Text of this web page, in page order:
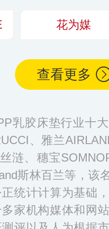
花为媒
查看更多
乳胶床垫行业十
、雅兰
涟、穗宝
斯林百兰等，该
统计计算为基础
家机构媒体和网